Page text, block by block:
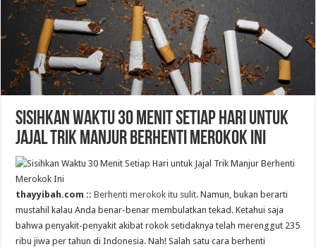
Sisihkan Waktu 30 Menit Setiap Hari untuk
Jajal Trik Manjur Berhenti Merokok Ini
thayyibah.com ::Berhenti merokok itu sulit. Namun, bukan berarti
mustahil kalau Anda benar-benar membulatkan tekad. Ketahui saja
bahwa penyakit-penyakit akibat rokok setidaknya telah merenggut 235
ribu jiwa per tahun di Indonesia. Nah! Salah satu cara berhenti